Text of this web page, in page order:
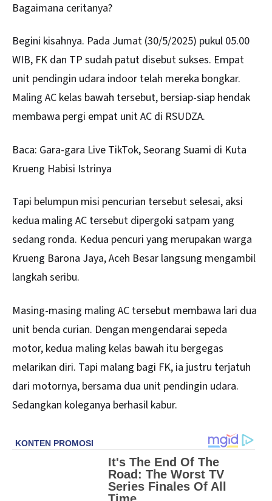
Bagaimana ceritanya?
Begini kisahnya. Pada Jumat (30/5/2025) pukul 05.00
WIB, FK dan TP sudah patut disebut sukses. Empat
unit pendingin udara indoor telah mereka bongkar.
Maling AC kelas bawah tersebut, bersiap-siap hendak
membawa pergi empat unit AC di RSUDZA.
Baca: Gara-gara Live TikTok, Seorang Suami di Kuta
Krueng Habisi Istrinya
Tapi belumpun misi pencurian tersebut selesai, aksi
kedua maling AC tersebut dipergoki satpam yang
sedang ronda. Kedua pencuri yang merupakan warga
Krueng Barona Jaya, Aceh Besar langsung mengambil
langkah seribu.
Masing-masing maling AC tersebut membawa lari dua
unit benda curian. Dengan mengendarai sepeda
motor, kedua maling kelas bawah itu bergegas
melarikan diri. Tapi malang bagi FK, ia justru terjatuh
dari motornya, bersama dua unit pendingin udara.
Sedangkan koleganya berhasil kabur.